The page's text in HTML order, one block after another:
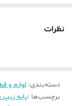
نظرات
دسته‌بندی: لوازم و
برچسب‌ها :پایه